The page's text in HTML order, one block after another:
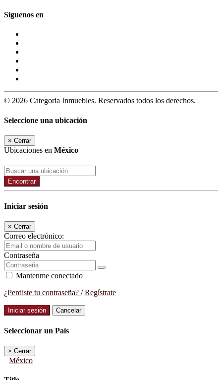
Síguenos en
© 2026 Categoria Inmuebles. Reservados todos los derechos.
Seleccione una ubicación
× Cerrar
Ubicaciones en México
Encontrar
Iniciar sesión
× Cerrar
Correo electrónico:
Contraseña
Mantenme conectado
¿Perdiste tu contraseña? /Regístrate
Iniciar sesión Cancelar
Seleccionar un País
× Cerrar
México